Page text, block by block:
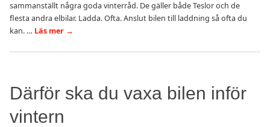
sammanställt några goda vinterråd. De gäller både Teslor och de
flesta andra elbilar. Ladda. Ofta. Anslut bilen till laddning så ofta du
kan. … Läs mer →
Därför ska du vaxa bilen inför
vintern